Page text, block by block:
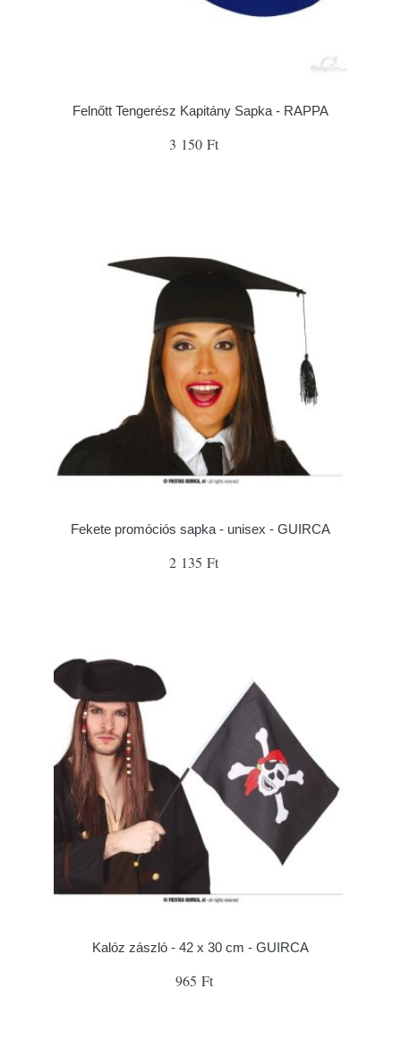
Felnőtt Tengerész Kapitány Sapka - RAPPA
3 150 Ft
Fekete promóciós sapka - unisex - GUIRCA
2 135 Ft
Kalóz zászló - 42 x 30 cm - GUIRCA
965 Ft